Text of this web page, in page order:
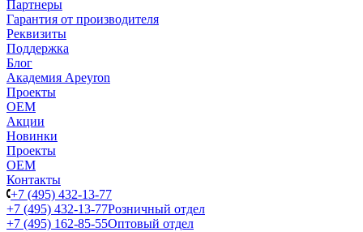
Партнеры
Гарантия от производителя
Реквизиты
Поддержка
Блог
Академия Apeyron
Проекты
ОЕМ
Акции
Новинки
Проекты
ОЕМ
Контакты
+7 (495) 432-13-77
+7 (495) 432-13-77Розничный отдел
+7 (495) 162-85-55Оптовый отдел